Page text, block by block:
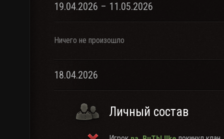
19.04.2026 – 11.05.2026
Ничего не произошло
18.04.2026
Личный состав